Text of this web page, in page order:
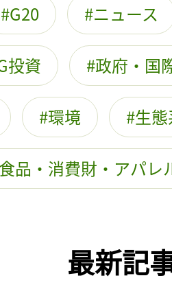
G20 ニュース
投資 政府・国
環境 生
食品・消費財・アパレ
最新記